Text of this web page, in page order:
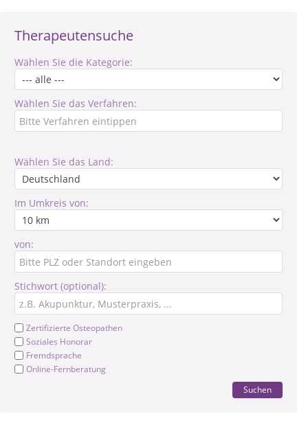
Therapeutensuche
Wählen Sie die Kategorie:
Wählen Sie das Verfahren:
Wählen Sie das Land:
Im Umkreis von:
von:
Stichwort (optional):
Zertifizierte Osteopathen
Soziales Honorar
Fremdsprache
Online-Fernberatung
Suchen